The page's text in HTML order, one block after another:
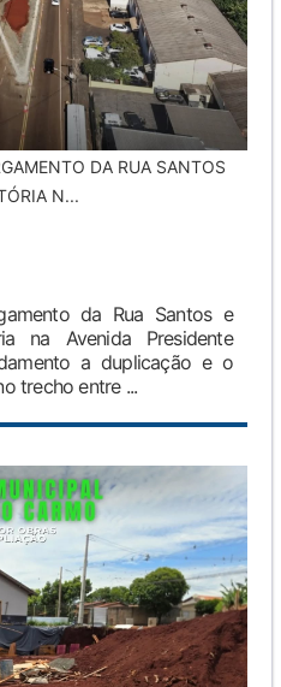
DA RUA SANTOS
N...
da Rua Santos e
na Avenida Presidente
a duplicação e o
trecho entre ...